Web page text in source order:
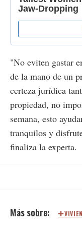
"No eviten gastar
de la mano de un
certeza jurídica
propiedad, no
semana, esto
tranquilos y
finaliza la experta.